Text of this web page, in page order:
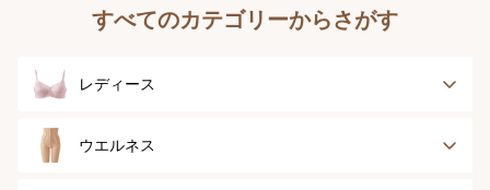
すべてのカテゴリーからさがす
レディース
ブラジャー
ウエルネス